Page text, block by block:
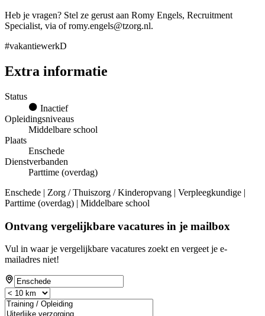
Heb je vragen? Stel ze gerust aan Romy Engels, Recruitment
Specialist, via of romy.engels@tzorg.nl.
#vakantiewerkD
Extra informatie
Status
Inactief
Opleidingsniveaus
Middelbare school
Plaats
Enschede
Dienstverbanden
Parttime (overdag)
Enschede | Zorg / Thuiszorg / Kinderopvang | Verpleegkundige |
Parttime (overdag) | Middelbare school
Ontvang vergelijkbare vacatures in je mailbox
Vul in waar je vergelijkbare vacatures zoekt en vergeet je e-
mailadres niet!